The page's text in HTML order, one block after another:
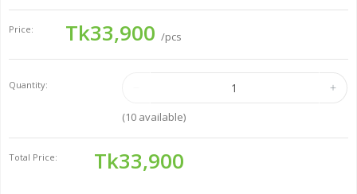
Price: Tk33,900 /pcs
Quantity:
(10available)
Total Price: Tk33,900